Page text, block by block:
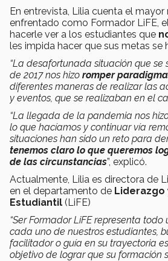
En entrevista, Lilia cuenta el mayor
enfrentado como Formador LiFE,
hacerle ver a los estudiantes que
les impida hacer que sus metas se
“La desafortunada situación que se
de 2017 nos hizo romper
diferentes maneras de realizar las
y eventos, que se realizaban en el
“La llegada de la pandemia nos
lo que hacíamos y continuar vía
situaciones han sido un reto para
tenemos claro lo que queremos
de las circunstancias”, explicó.
Actualmente, Lilia es directora de
en el departamento de Liderazgo
Estudiantil (LiFE)
“Ser Formador LiFE representa
cada uno de nuestros estudiantes,
facilitador o guía en su trayectoria
objetivo de lograr que su formación